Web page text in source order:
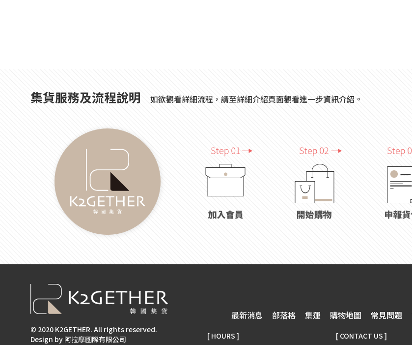
集貨服務及流程說明 如欲觀看詳細流程，請至詳細介紹頁面觀看進一步資訊介紹。
© 2020 K2GETHER. All rights reserved.
Design by 阿拉摩國際有限公司
最新消息 部落格 集運 購物地圖 常見問題
[ HOURS ]
[ CONTACT US ]